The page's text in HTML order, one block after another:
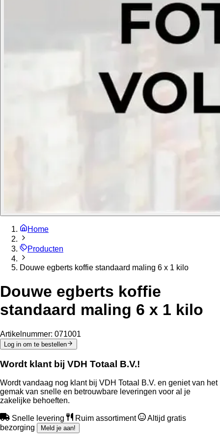
Home
Producten
Douwe egberts koffie standaard maling 6 x 1 kilo
Douwe egberts koffie
standaard maling 6 x 1 kilo
Artikelnummer: 071001
Log in om te bestellen
Wordt klant bij VDH Totaal B.V.!
Wordt vandaag nog klant bij VDH Totaal B.V. en geniet van het
gemak van snelle en betrouwbare leveringen voor al je
zakelijke behoeften.
Snelle levering Ruim assortiment
Altijd gratis
bezorging
Meld je aan!